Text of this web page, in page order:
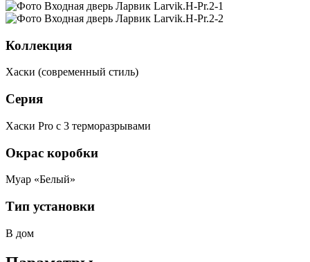
Коллекция
Хаски (современный стиль)
Серия
Хаски Pro с 3 терморазрывами
Окрас коробки
Муар «Белый»
Тип установки
В дом